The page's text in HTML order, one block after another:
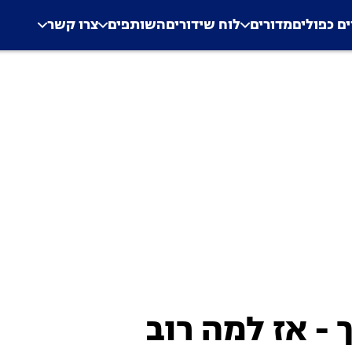
Application error: a
. כפוליםמדורים לוח שידוריםהשותפים צרו קשר
- אז למה רוב